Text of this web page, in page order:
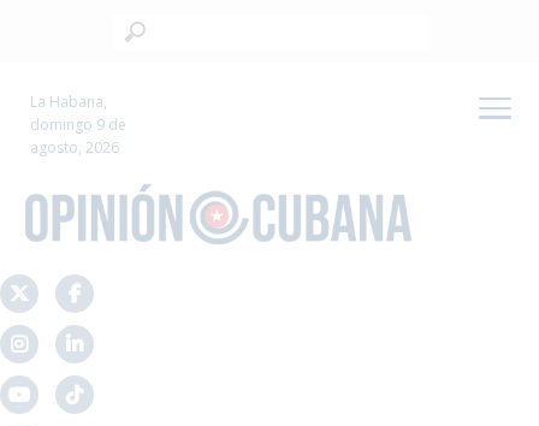
La Habana,
domingo 9 de
agosto, 2026